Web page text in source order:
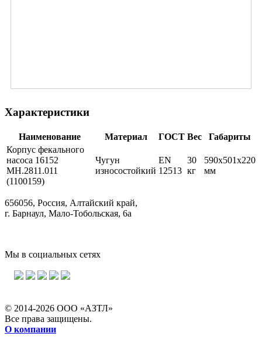
Характеристики
Наименование Материал ГОСТ Вес
Габариты
Корпус фекального
насоса 16152
MH.2811.011
(1100159)
Чугун
износостойкий
EN
12513
30
кг
590x501x220
мм
656056, Россия, Алтайский край,
г. Барнаул, Мало-Тобольская, 6а
Мы в социальных сетях
© 2014-2026 ООО «АЗТЛ»
Все права защищены.
О компании